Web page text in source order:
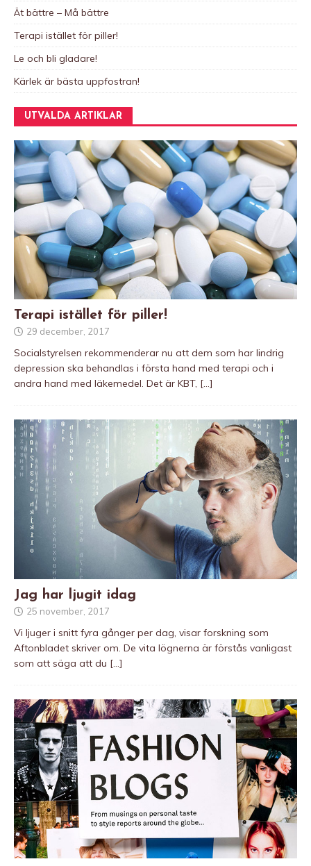
Ät bättre – Må bättre
Terapi istället för piller!
Le och bli gladare!
Kärlek är bästa uppfostran!
UTVALDA ARTIKLAR
Terapi istället för piller!
29 december, 2017
Socialstyrelsen rekommenderar nu att dem som har lindrig
depression ska behandlas i första hand med terapi och i
andra hand med läkemedel. Det är KBT, […]
Jag har ljugit idag
25 november, 2017
Vi ljuger i snitt fyra gånger per dag, visar forskning som
Aftonbladet skriver om. De vita lögnerna är förstås vanligast
som att säga att du […]